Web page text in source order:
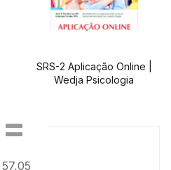
SRS-2 Aplicação Online |
Wedja Psicologia